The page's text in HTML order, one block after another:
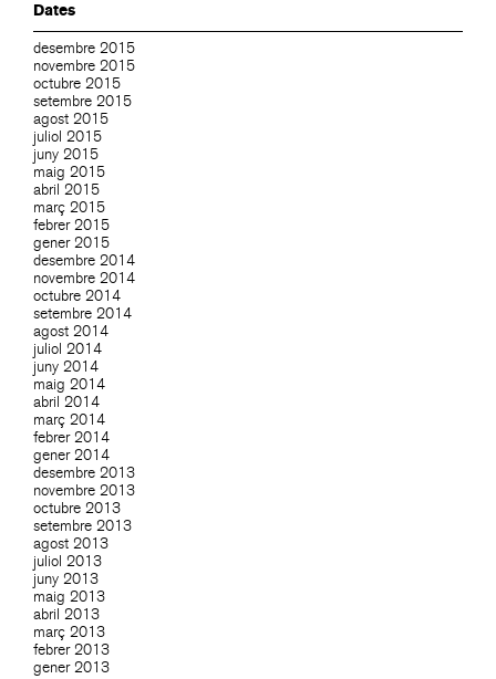
Dates
desembre 2015
novembre 2015
octubre 2015
setembre 2015
agost 2015
juliol 2015
juny 2015
maig 2015
abril 2015
març 2015
febrer 2015
gener 2015
desembre 2014
novembre 2014
octubre 2014
setembre 2014
agost 2014
juliol 2014
juny 2014
maig 2014
abril 2014
març 2014
febrer 2014
gener 2014
desembre 2013
novembre 2013
octubre 2013
setembre 2013
agost 2013
juliol 2013
juny 2013
maig 2013
abril 2013
març 2013
febrer 2013
gener 2013